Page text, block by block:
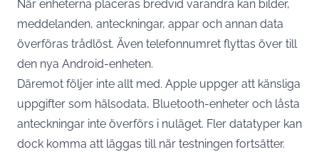
När enheterna placeras bredvid varandra kan bilder,
meddelanden, anteckningar, appar och annan data
överföras trådlöst. Även telefonnumret flyttas över till
den nya Android-enheten.
Däremot följer inte allt med. Apple uppger att känsliga
uppgifter som hälsodata, Bluetooth-enheter och låsta
anteckningar inte överförs i nuläget. Fler datatyper kan
dock komma att läggas till när testningen fortsätter.